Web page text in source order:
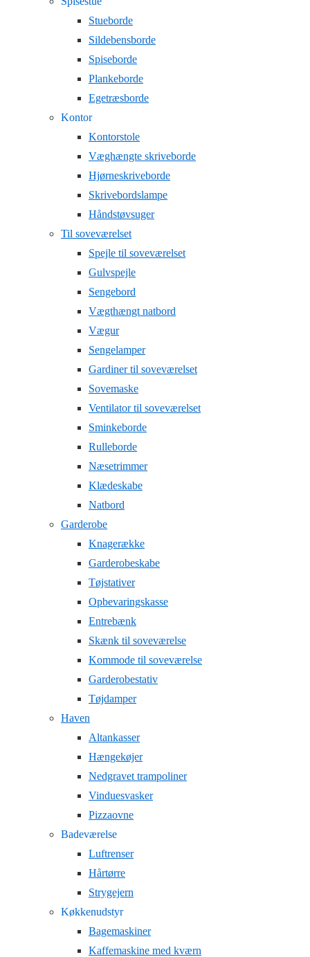
Stueborde
Sildebensborde
Spiseborde
Plankeborde
Egetræsborde
Kontor
Kontorstole
Væghængte skriveborde
Hjørneskriveborde
Skrivebordslampe
Håndstøvsuger
Til soveværelset
Spejle til soveværelset
Gulvspejle
Sengebord
Vægthængt natbord
Vægur
Sengelamper
Gardiner til soveværelset
Sovemaske
Ventilator til soveværelset
Sminkeborde
Rulleborde
Næsetrimmer
Klædeskabe
Natbord
Garderobe
Knagerække
Garderobeskabe
Tøjstativer
Opbevaringskasse
Entrebænk
Skænk til soveværelse
Kommode til soveværelse
Garderobestativ
Tøjdamper
Haven
Altankasser
Hængekøjer
Nedgravet trampoliner
Vinduesvasker
Pizzaovne
Badeværelse
Luftrenser
Hårtørre
Strygejern
Køkkenudstyr
Bagemaskiner
Kaffemaskine med kværn